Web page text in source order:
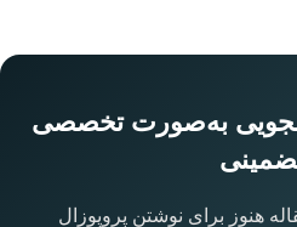
به‌صورت تخصصی
هنوز برای نوشتن پروپوزال